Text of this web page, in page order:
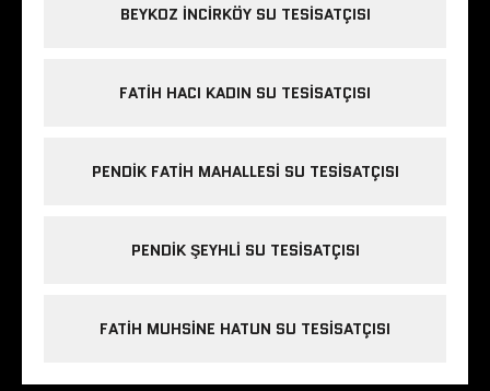
BEYKOZ INCIRKÖY SU TESISATÇISI
FATIH HACI KADIN SU TESISATÇISI
PENDIK FATIH MAHALLESI SU TESISATÇISI
PENDIK ŞEYHLI SU TESISATÇISI
FATIH MUHSINE HATUN SU TESISATÇISI